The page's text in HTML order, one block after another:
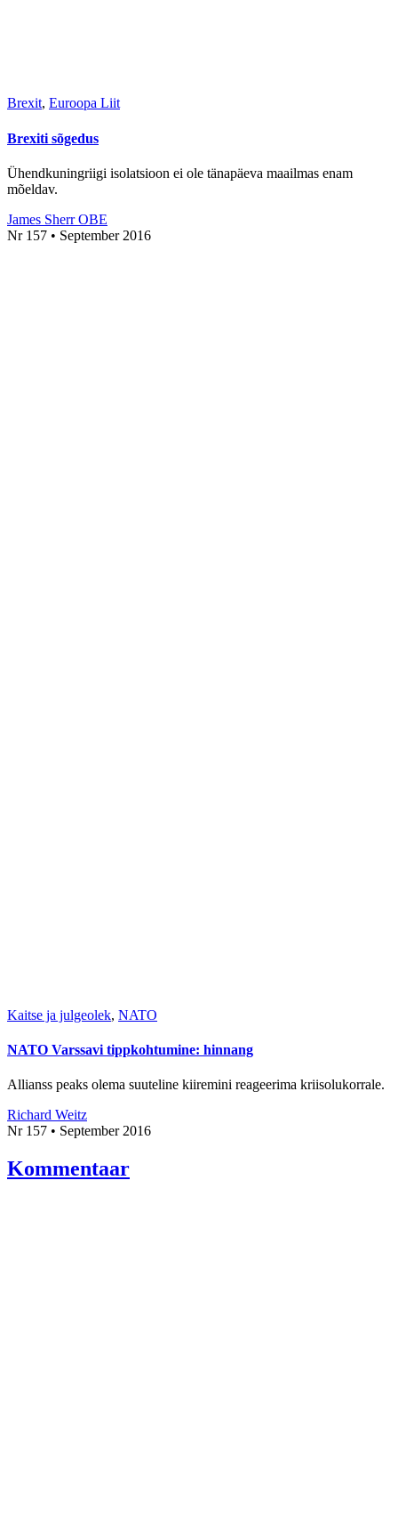
Brexit, Euroopa Liit
Brexiti sõgedus
Ühendkuningriigi isolatsioon ei ole tänapäeva maailmas enam
mõeldav.
James Sherr OBE
Nr 157 • September 2016
Kaitse ja julgeolek, NATO
NATO Varssavi tippkohtumine: hinnang
Allianss peaks olema suuteline kiiremini reageerima kriisolukorrale.
Richard Weitz
Nr 157 • September 2016
Kommentaar